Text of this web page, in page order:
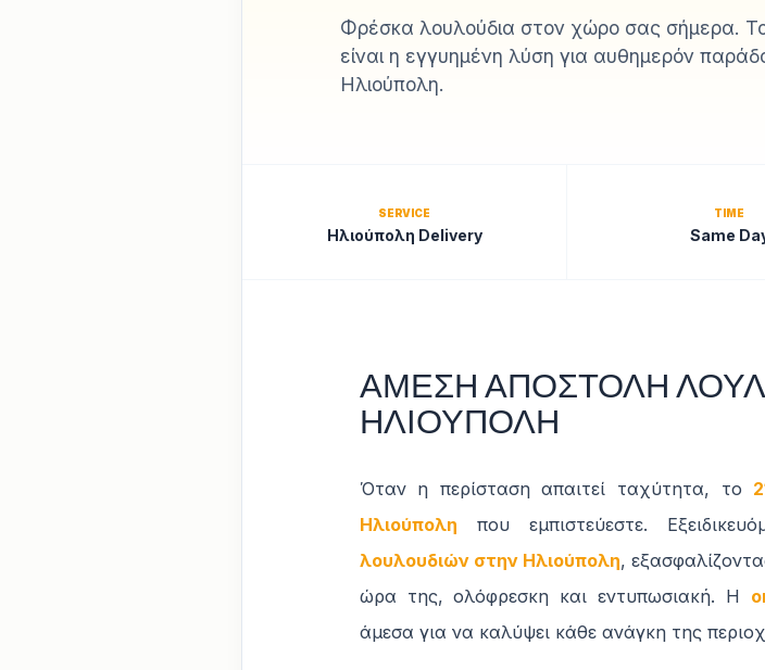
Φρέσκα λουλούδια στον χώρο σας σήμερα.
είναι η εγγυημένη λύση για αυθημερόν
Ηλιούπολη.
SERVICE
Ηλιούπολη Delivery
TIME
Same
ΑΜΕΣΗ ΑΠΟΣΤΟΛΗ
ΗΛΙΟΥΠΟΛΗ
Όταν η περίσταση απαιτεί ταχύτητα, το
Ηλιούπολη που εμπιστεύεστε.
λουλουδιών στην Ηλιούπολη,
ώρα της, ολόφρεσκη και εντυπωσιακή. Η
άμεσα για να καλύψει κάθε ανάγκη της